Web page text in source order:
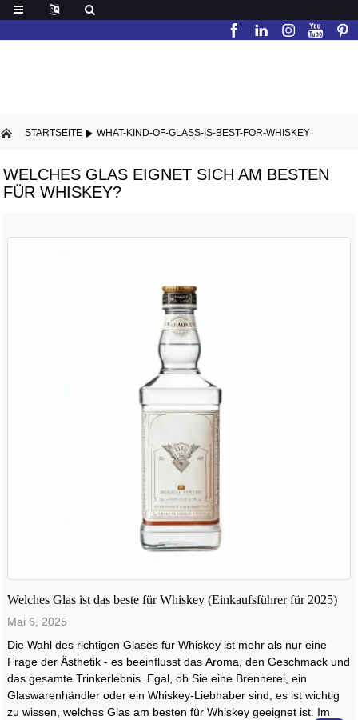
STARTSEITE WHAT-KIND-OF-GLASS-IS-BEST-FOR-WHISKEY
WELCHES GLAS EIGNET SICH AM BESTEN
FÜR WHISKEY?
Welches Glas ist das beste für Whiskey (Einkaufsführer für 2025)
Mai 6, 2025
Die Wahl des richtigen Glases für Whiskey ist mehr als nur eine
Frage der Ästhetik - es beeinflusst das Aroma, den Geschmack und
das gesamte Trinkerlebnis. Egal, ob Sie eine Brennerei, ein
Glaswarenhändler oder ein Whiskey-Liebhaber sind, es ist wichtig
zu wissen, welches Glas am besten für Whiskey geeignet ist. Im